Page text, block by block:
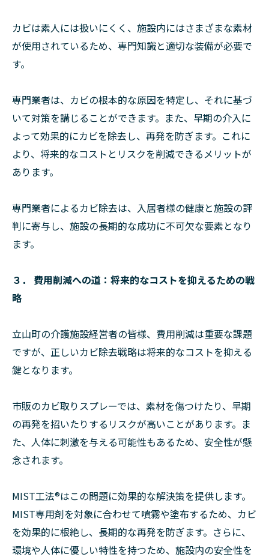
カビは素人には扱いにくく、施設内にはさまざまな素材
が使用されているため、専門知識と適切な装備が必要で
す。
専門業者は、カビの根本的な原因を特定し、それに基づ
いて対策を講じることができます。また、早期の介入に
よって効果的にカビを除去し、再発を防ぎます。これに
より、将来的なコストとリスクを削減できるメリットが
あります。
専門業者によるカビ除去は、入居者様の健康と施設の評
判に寄与し、施設の長期的な成功に不可欠な要素となり
ます。
３． 費用削減への道：将来的なコストを抑えるための戦
略
立山町の介護施設経営者の皆様、費用削減は重要な課題
ですが、正しいカビ除去戦略は将来的なコストを抑える
鍵となります。
市販のカビ取りスプレーでは、素材を傷つけたり、早期
の再発を招いたりするリスクが高いことがあります。ま
た、人体に刺激を与える可能性もあるため、安全性が懸
念されます。
MIST工法®はこの問題に効果的な解決策を提供します。
MIST専用剤を対象に合わせて噴霧や塗布するため、カビ
を効果的に根絶し、長期的な再発を防ぎます。さらに、
環境や人体に優しい特性を持つため、施設内の安全性を